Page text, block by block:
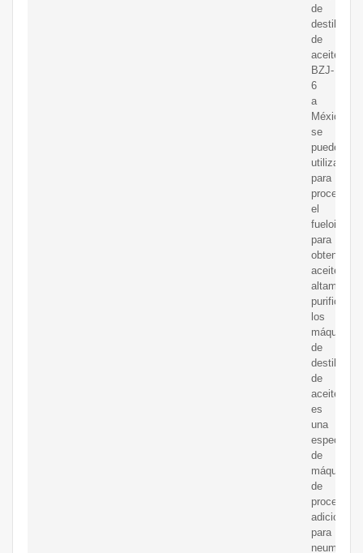
de
destilación
de
aceite
BZJ-
6
a
México
se
puede
utilizar
para
procesar
el
fueloil
para
obtener
aceite
altamente
purificado.
los
máquina
de
destilación
de
aceite
es
una
especie
de
máquina
de
adicional
para